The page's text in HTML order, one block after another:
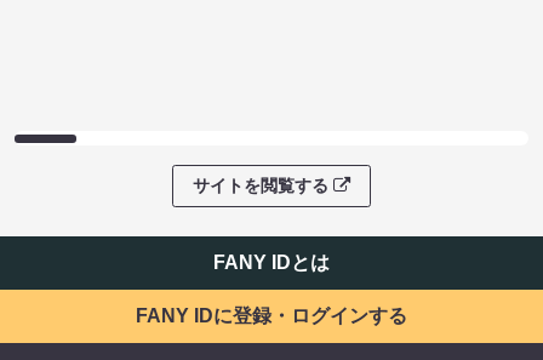
EXIT OFFICIAL FANCLUB ENTRANCE かまいたち